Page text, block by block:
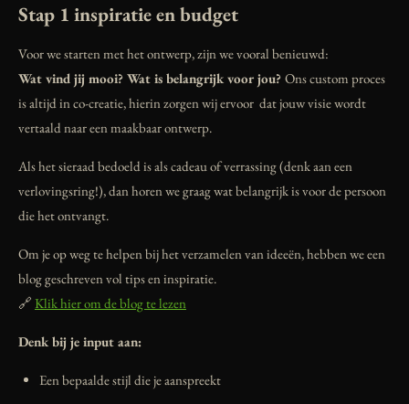
Stap 1 inspiratie en budget
Voor we starten met het ontwerp, zijn we vooral benieuwd:
Wat vind jij mooi? Wat is belangrijk voor jou? Ons custom proces
is altijd in co-creatie, hierin zorgen wij ervoor dat jouw visie wordt
vertaald naar een maakbaar ontwerp.
Als het sieraad bedoeld is als cadeau of verrassing (denk aan een
verlovingsring!), dan horen we graag wat belangrijk is voor de persoon
die het ontvangt.
Om je op weg te helpen bij het verzamelen van ideeën, hebben we een
blog geschreven vol tips en inspiratie.
🔗 Klik hier om de blog te lezen
Denk bij je input aan:
Een bepaalde stijl die je aanspreekt